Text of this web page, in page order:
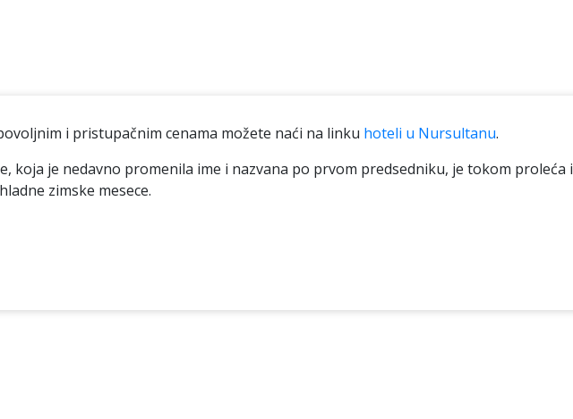
i pristupačnim cenama možete naći na linku hoteli u Nursultanu.
koja je nedavno promenila ime i nazvana po prvom predsedniku, je tokom proleća i
zimske mesece.